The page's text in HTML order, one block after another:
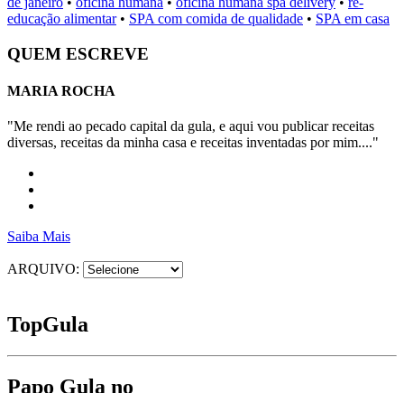
educação alimentar• SPA com comida de qualidade • SPA em casa
QUEM ESCREVE
MARIA ROCHA
"Me rendi ao pecado capital da gula, e aqui vou publicar receitas
diversas, receitas da minha casa e receitas inventadas por mim...."
Saiba Mais
ARQUIVO:
TopGula
Papo Gula no